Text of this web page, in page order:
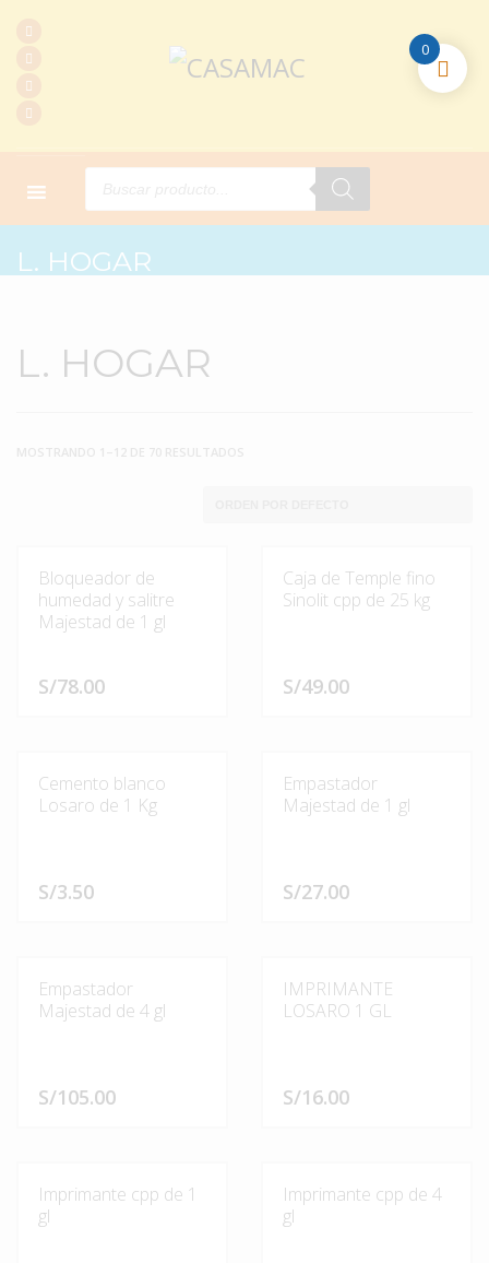
Products
L. HOGAR
L. HOGAR
Bloqueador de
humedad y salitre
Majestad de 1 gl
S/78.00
Caja de Temple fino
Sinolit cpp de 25 kg
S/49.00
Cemento blanco
Losaro de 1 Kg
S/3.50
Empastador
Majestad de 1 gl
S/27.00
Empastador
Majestad de 4 gl
S/105.00
IMPRIMANTE
LOSARO 1 GL
S/16.00
Imprimante cpp de 1
gl
Imprimante cpp de 4
gl
0